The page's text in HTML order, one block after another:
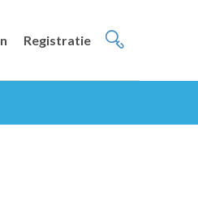
Registratie